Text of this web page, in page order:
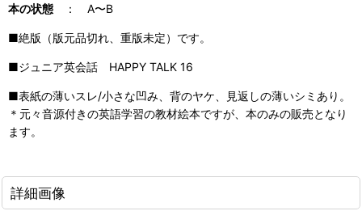
本の状態 ： A〜B
■絶版（版元品切れ、重版未定）です。
■ジュニア英会話 HAPPY TALK 16
■表紙の薄いスレ/小さな凹み、背のヤケ、見返しの薄いシミあり。
＊元々音源付きの英語学習の教材絵本ですが、本のみの販売となり
ます。
詳細画像